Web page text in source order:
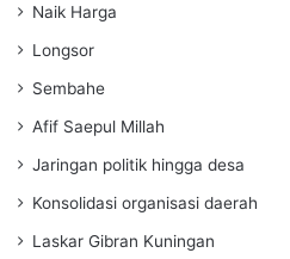
Naik Harga
Longsor
Sembahe
Afif Saepul Millah
Jaringan politik hingga desa
Konsolidasi organisasi daerah
Laskar Gibran Kuningan